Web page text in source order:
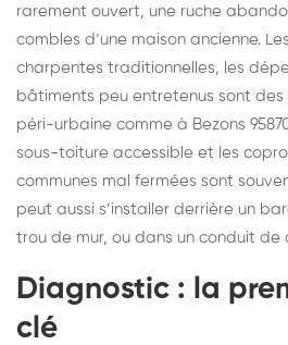
rarement ouvert, une ruche
combles d’une maison ancienne.
charpentes traditionnelles, les
bâtiments peu entretenus sont des
péri-urbaine comme à Bezons
sous-toiture accessible et les
communes mal fermées sont
peut aussi s’installer derrière un
trou de mur, ou dans un conduit de
Diagnostic : la
clé